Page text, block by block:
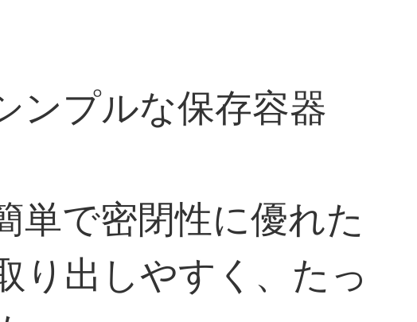
ンプルな保存容器
単で密閉性に優れた
り出しやすく、たっ